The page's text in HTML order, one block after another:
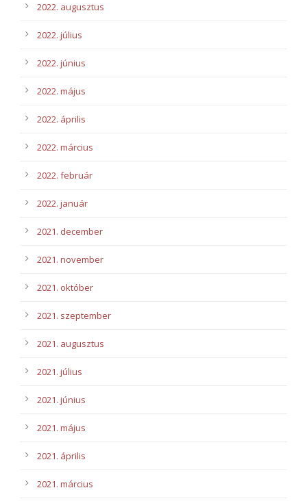
2022. augusztus
2022. július
2022. június
2022. május
2022. április
2022. március
2022. február
2022. január
2021. december
2021. november
2021. október
2021. szeptember
2021. augusztus
2021. július
2021. június
2021. május
2021. április
2021. március